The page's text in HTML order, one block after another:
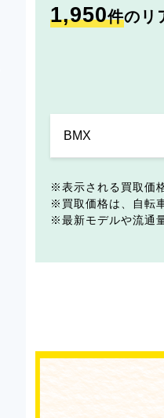
1,950件のリ
表示される買取価
買取価格は、自転
最新モデルや流通